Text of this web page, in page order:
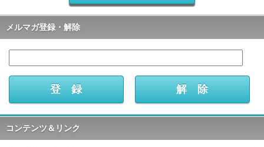
メルマガ登録・解除
コンテンツ＆リンク